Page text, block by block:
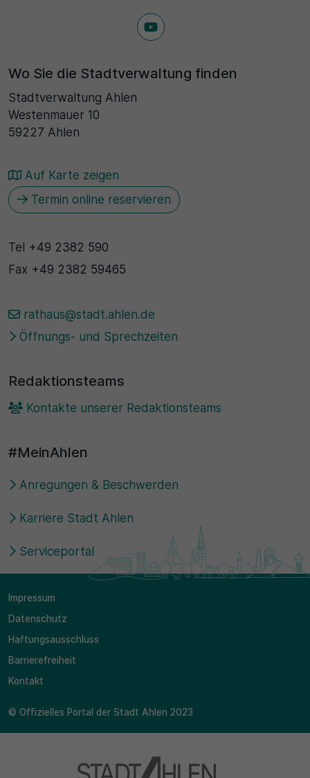
Wo Sie die Stadtverwaltung finden
Stadtverwaltung Ahlen
Westenmauer 10
59227 Ahlen
Auf Karte zeigen
Termin online reservieren
Tel +49 2382 590
Fax +49 2382 59465
rathaus@stadt.ahlen.de
Öffnungs- und Sprechzeiten
Redaktionsteams
Kontakte unserer Redaktionsteams
#MeinAhlen
Anregungen & Beschwerden
Karriere Stadt Ahlen
Serviceportal
Impressum
Datenschutz
Haftungsausschluss
Barrierefreiheit
Kontakt
© Offizielles Portal der Stadt Ahlen 2023